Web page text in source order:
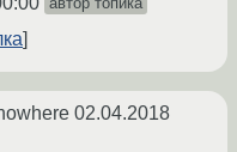
02.04.2018